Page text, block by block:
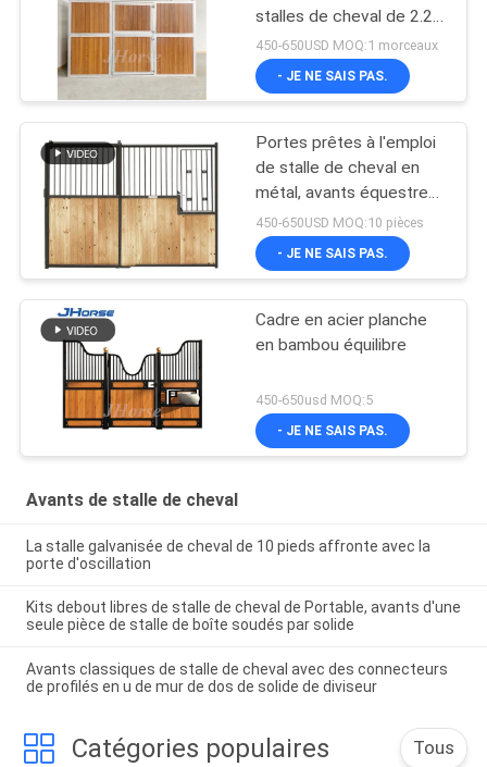
stalles de cheval de 2.2m
divise des diviseurs 10ft
12ft
450-650USD MOQ:1 morceaux
- JE NE SAIS PAS.
Portes prêtes à l'emploi
de stalle de cheval en
métal, avants équestres
durables de stalle de
grange de cheval
450-650USD MOQ:10 pièces
- JE NE SAIS PAS.
Cadre en acier planche
en bambou équilibre
450-650usd MOQ:5
- JE NE SAIS PAS.
Avants de stalle de cheval
La stalle galvanisée de cheval de 10 pieds affronte avec la
porte d'oscillation
Kits debout libres de stalle de cheval de Portable, avants d'une
seule pièce de stalle de boîte soudés par solide
Avants classiques de stalle de cheval avec des connecteurs
de profilés en u de mur de dos de solide de diviseur
Catégories populaires Tous